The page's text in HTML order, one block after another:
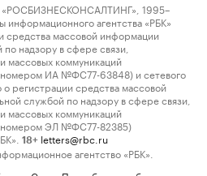
1995–
агентства «РБК»
средства массовой информации
надзору в сфере связи,
массовых коммуникаций
номером ИА №ФС77-63848) и сетевого
о регистрации средства массовой
службой по надзору в сфере связи,
массовых коммуникаций
номером ЭЛ №ФС77-82385)
18+ letters@rbc.ru
агентство «РБК».